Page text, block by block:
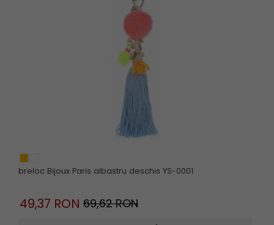
breloc Bijoux Paris albastru deschis YS-0001
49,37 RON 69,62 RON